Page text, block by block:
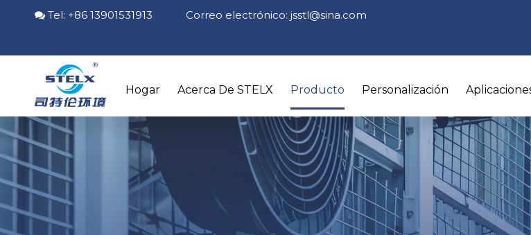
 Tel: +86 13901531913 Correo electrónico: jsstl@sina.com
Hogar Acerca De STELX Producto Personalización